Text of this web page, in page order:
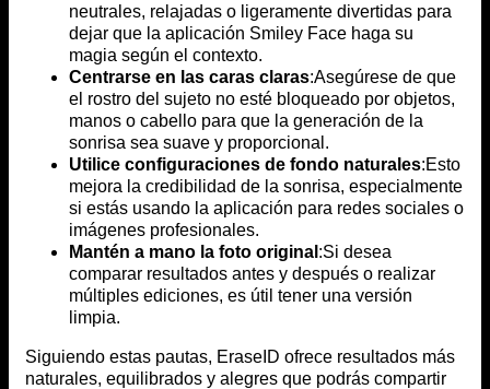
neutrales, relajadas o ligeramente divertidas para
dejar que la aplicación Smiley Face haga su
magia según el contexto.
Centrarse en las caras claras:Asegúrese de que
el rostro del sujeto no esté bloqueado por objetos,
manos o cabello para que la generación de la
sonrisa sea suave y proporcional.
Utilice configuraciones de fondo naturales:Esto
mejora la credibilidad de la sonrisa, especialmente
si estás usando la aplicación para redes sociales o
imágenes profesionales.
Mantén a mano la foto original :Si desea
comparar resultados antes y después o realizar
múltiples ediciones, es útil tener una versión
limpia.
Siguiendo estas pautas, EraseID ofrece resultados más
naturales, equilibrados y alegres que podrás compartir